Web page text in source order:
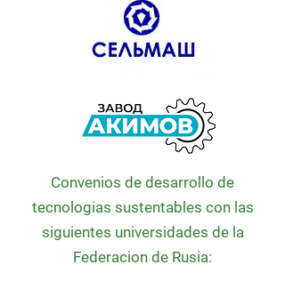
Convenios de desarrollo de
tecnologias sustentables con las
siguientes universidades de la
Federacion de Rusia: